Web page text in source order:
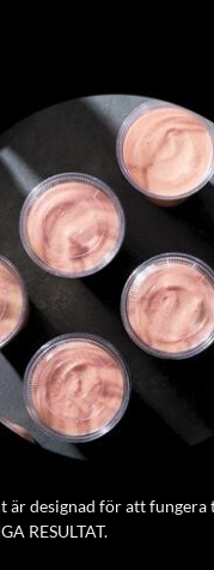
är designad för att
RESULTAT.